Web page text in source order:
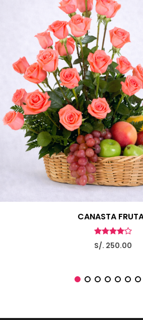
CANASTA
S/. 250.00